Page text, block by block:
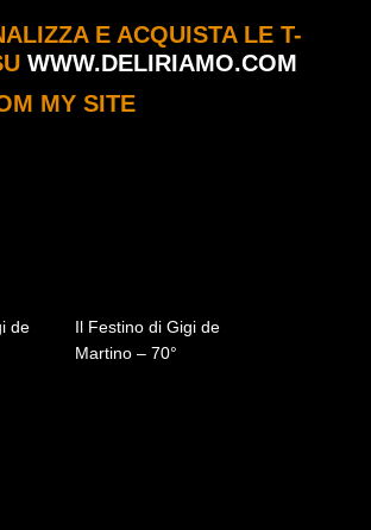
E ACQUISTA LE T-
WWW.DELIRIAMO.COM
MY SITE
de
Il Festino di Gigi de
Martino – 70°